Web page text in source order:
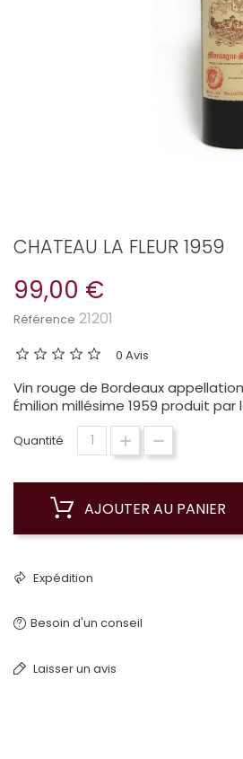
CHATEAU LA FLEUR 1959
99,00 €
Référence 21201
0 Avis
Vin rouge de Bordeaux
Émilion millésime 1959 produit par
Quantité
AJOUTER AU PANIER
Expédition
Besoin d'un conseil
Laisser un avis